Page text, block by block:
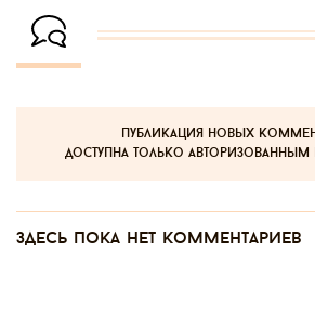
публикация новых
доступна только авторизованным
Здесь пока нет комментариев